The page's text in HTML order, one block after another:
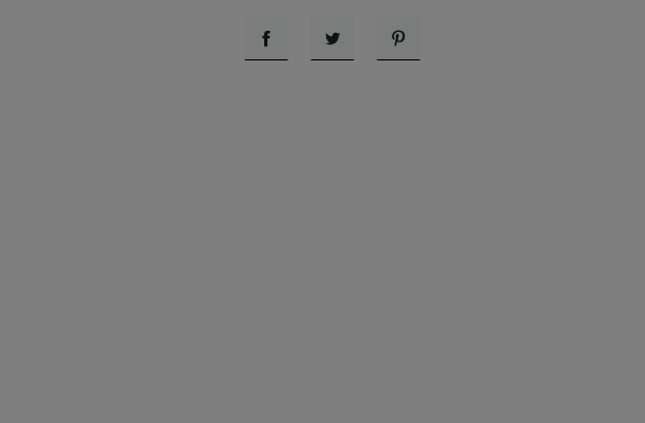
UdostępnijTweetujPinterest